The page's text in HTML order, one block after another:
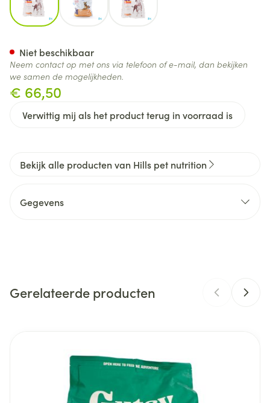
€ 66,50
Verwittig mij als het product terug in voorraad is
Niet beschikbaar
Neem contact op met ons via telefoon of e-mail, dan bekijken
we samen de mogelijkheden.
Bekijk alle producten van Hills pet nutrition
Gegevens
Merken Hills pet nutrition
584 mm
149 mm
Gerelateerde producten